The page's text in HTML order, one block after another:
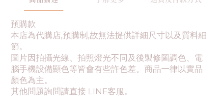
預購款
本店為代購店,預購制,故無法提供詳細尺寸以及質料細
節。
圖片因拍攝光線、拍照燈光不同及後製修圖調色、電
腦手機設備顯色等皆會有些許色差。商品一律以實品
顏色為主。
其他問題詢問請直接 LINE客服。